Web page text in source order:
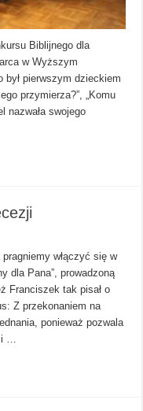
Biblijnego dla
w Wyższym
był pierwszym dzieckiem
przymierza?”, „Komu
nazwała swojego
włączyć się w
dla Pana”, prowadzoną
Franciszek tak pisał o
Z przekonaniem na
ponieważ pozwala
…